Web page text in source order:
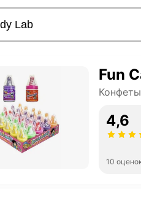
Fun
Конфеты
4,6
10